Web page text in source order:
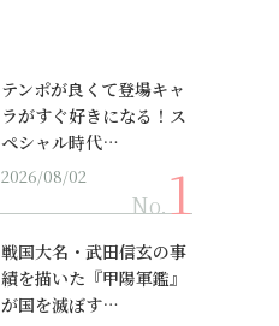
テンポが良くて登場キャ
ラがすぐ好きになる！ス
ペシャル時代…
2026/08/02
No.
戦国大名・武田信玄の事
績を描いた『甲陽軍鑑』
が国を滅ぼす…